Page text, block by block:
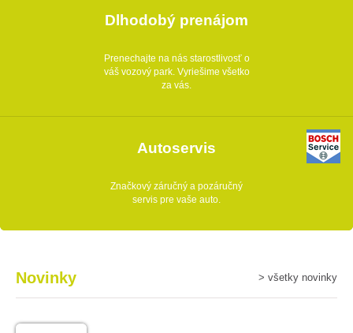
Dlhodobý prenájom
Prenechajte na nás starostlivosť o
váš vozový park. Vyriešime všetko
za vás.
Autoservis
Značkový záručný a pozáručný
servis pre vaše auto.
Novinky > všetky novinky